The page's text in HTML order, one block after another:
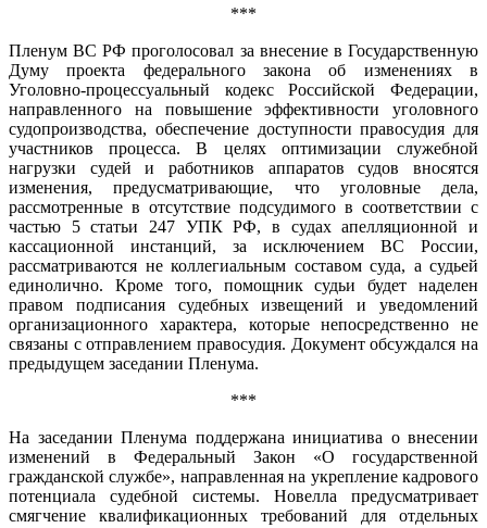
***
Пленум ВС РФ проголосовал за внесение в Государственную
Думу проекта федерального закона об изменениях в
Уголовно-процессуальный кодекс Российской Федерации,
направленного на повышение эффективности уголовного
судопроизводства, обеспечение доступности правосудия для
участников процесса. В целях оптимизации служебной
нагрузки судей и работников аппаратов судов вносятся
изменения, предусматривающие, что уголовные дела,
рассмотренные в отсутствие подсудимого в соответствии с
частью 5 статьи 247 УПК РФ, в судах апелляционной и
кассационной инстанций, за исключением ВС России,
рассматриваются не коллегиальным составом суда, а судьей
единолично. Кроме того, помощник судьи будет наделен
правом подписания судебных извещений и уведомлений
организационного характера, которые непосредственно не
связаны с отправлением правосудия. Документ обсуждался на
предыдущем заседании Пленума.
***
На заседании Пленума поддержана инициатива о внесении
изменений в Федеральный Закон «О государственной
гражданской службе», направленная на укрепление кадрового
потенциала судебной системы. Новелла предусматривает
смягчение квалификационных требований для отдельных